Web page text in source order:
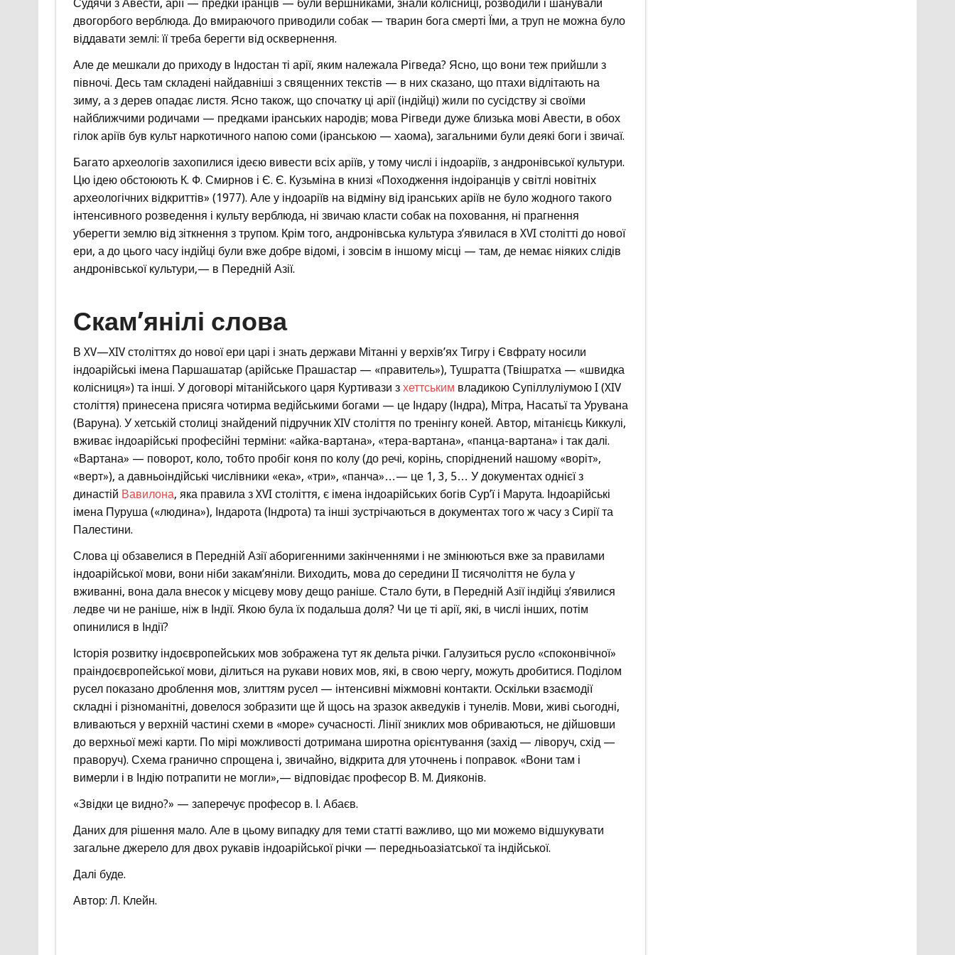
Судячи з Авести, арії — предки іранців — були вершниками, знали колісниці, розводили і шанували
двогорбого верблюда. До вмираючого приводили собак — тварин бога смерті Їми, а труп не можна було
віддавати землі: її треба берегти від осквернення.
Але де мешкали до приходу в Індостан ті арії, яким належала Рігведа? Ясно, що вони теж прийшли з
півночі. Десь там складені найдавніші з священних текстів — в них сказано, що птахи відлітають на
зиму, а з дерев опадає листя. Ясно також, що спочатку ці арії (індійці) жили по сусідству зі своїми
найближчими родичами — предками іранських народів; мова Рігведи дуже близька мові Авести, в обох
гілок аріїв був культ наркотичного напою соми (іранською — хаома), загальними були деякі боги і звичаї.
Багато археологів захопилися ідеєю вивести всіх аріїв, у тому числі і індоаріїв, з андронівської культури.
Цю ідею обстоюють К. Ф. Смирнов і Є. Є. Кузьміна в книзі «Походження індоіранців у світлі новітніх
археологічних відкриттів» (1977). Але у індоаріїв на відміну від іранських аріїв не було жодного такого
інтенсивного розведення і культу верблюда, ні звичаю класти собак на поховання, ні прагнення
уберегти землю від зіткнення з трупом. Крім того, андронівська культура з’явилася в XVI столітті до нової
ери, а до цього часу індійці були вже добре відомі, і зовсім в іншому місці — там, де немає ніяких слідів
андронівської культури,— в Передній Азії.
Скам’янілі слова
В XV—XIV століттях до нової ери царі і знать держави Мітанні у верхів’ях Тигру і Євфрату носили
індоарійські імена Паршашатар (арійське Прашастар — «правитель»), Тушратта (Твішратха — «швидка
колісниця») та інші. У договорі мітанійського царя Куртивази з хеттським владикою Супіллуліумою I (XIV
століття) принесена присяга чотирма ведійськими богами — це Індару (Індра), Мітра, Насатьї та Урувана
(Варуна). У хетській столиці знайдений підручник XIV століття по тренінгу коней. Автор, мітанієць Киккулі,
вживає індоарійські професійні терміни: «айка-вартана», «тера-вартана», «панца-вартана» і так далі.
«Вартана» — поворот, коло, тобто пробіг коня по колу (до речі, корінь, споріднений нашому «воріт»,
«верт»), а давньоіндійські числівники «ека», «три», «панча»…— це 1, 3, 5… У документах однієї з
династій Вавилона, яка правила з XVI століття, є імена індоарійських богів Сур’ї і Марута. Індоарійські
імена Пуруша («людина»), Індарота (Індрота) та інші зустрічаються в документах того ж часу з Сирії та
Палестини.
Слова ці обзавелися в Передній Азії аборигенними закінченнями і не змінюються вже за правилами
індоарійської мови, вони ніби закам’яніли. Виходить, мова до середини II тисячоліття не була у
вживанні, вона дала внесок у місцеву мову дещо раніше. Стало бути, в Передній Азії індійці з’явилися
ледве чи не раніше, ніж в Індії. Якою була їх подальша доля? Чи це ті арії, які, в числі інших, потім
опинилися в Індії?
Історія розвитку індоєвропейських мов зображена тут як дельта річки. Галузиться русло «споконвічної»
праіндоєвропейської мови, ділиться на рукави нових мов, які, в свою чергу, можуть дробитися. Поділом
русел показано дроблення мов, злиттям русел — інтенсивні міжмовні контакти. Оскільки взаємодії
складні і різноманітні, довелося зобразити ще й щось на зразок акведуків і тунелів. Мови, живі сьогодні,
вливаються у верхній частині схеми в «море» сучасності. Лінії зниклих мов обриваються, не дійшовши
до верхньої межі карти. По мірі можливості дотримана широтна орієнтування (захід — ліворуч, схід —
праворуч). Схема гранично спрощена і, звичайно, відкрита для уточнень і поправок. «Вони там і
вимерли і в Індію потрапити не могли»,— відповідає професор В. М. Дияконів.
«Звідки це видно?» — заперечує професор в. І. Абаєв.
Даних для рішення мало. Але в цьому випадку для теми статті важливо, що ми можемо відшукувати
загальне джерело для двох рукавів індоарійської річки — передньоазіатської та індійської.
Далі буде.
Автор: Л. Клейн.